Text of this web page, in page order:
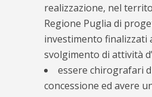
realizzazione, nel
Regione Puglia di
investimento finalizzati
svolgimento di attività
essere chirografari
concessione ed avere